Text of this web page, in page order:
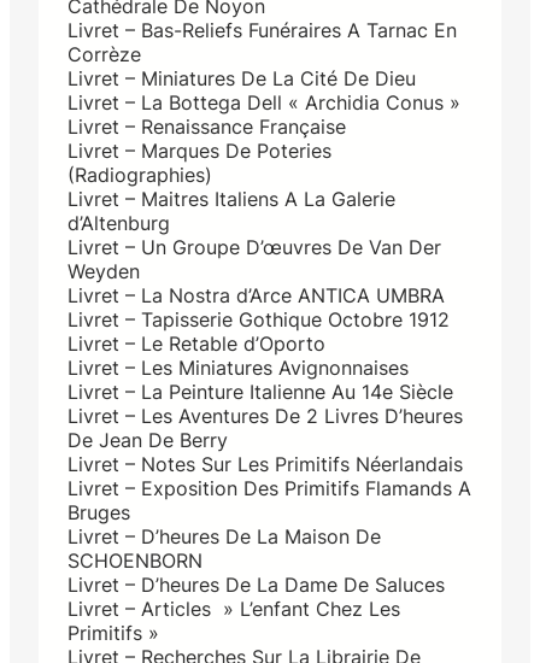
Cathédrale De Noyon
Livret – Bas-Reliefs Funéraires A Tarnac En
Corrèze
Livret – Miniatures De La Cité De Dieu
Livret – La Bottega Dell « Archidia Conus »
Livret – Renaissance Française
Livret – Marques De Poteries
(Radiographies)
Livret – Maitres Italiens A La Galerie
d’Altenburg
Livret – Un Groupe D’œuvres De Van Der
Weyden
Livret – La Nostra d’Arce ANTICA UMBRA
Livret – Tapisserie Gothique Octobre 1912
Livret – Le Retable d’Oporto
Livret – Les Miniatures Avignonnaises
Livret – La Peinture Italienne Au 14e Siècle
Livret – Les Aventures De 2 Livres D’heures
De Jean De Berry
Livret – Notes Sur Les Primitifs Néerlandais
Livret – Exposition Des Primitifs Flamands A
Bruges
Livret – D’heures De La Maison De
SCHOENBORN
Livret – D’heures De La Dame De Saluces
Livret – Articles » L’enfant Chez Les
Primitifs »
Livret – Recherches Sur La Librairie De